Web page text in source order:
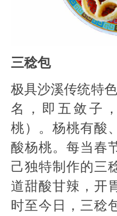
三稔包
极具沙溪传统特
名，即五敛子
桃）。杨桃有酸
酸杨桃。每当春
己独特制作的三
道甜酸甘辣，开
时至今日，三稔